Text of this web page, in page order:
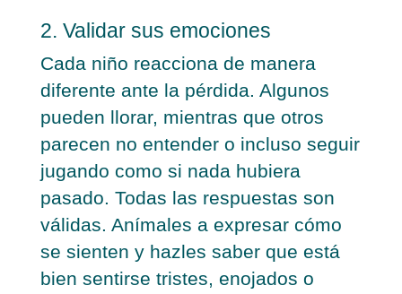
2. Validar sus emociones
Cada niño reacciona de manera
diferente ante la pérdida. Algunos
pueden llorar, mientras que otros
parecen no entender o incluso seguir
jugando como si nada hubiera
pasado. Todas las respuestas son
válidas. Anímales a expresar cómo
se sienten y hazles saber que está
bien sentirse tristes, enojados o